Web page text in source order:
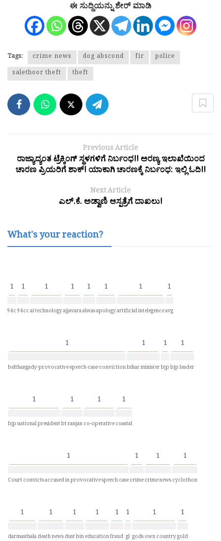
ಈ ಸುದ್ದಿಯನ್ನು ಶೇರ್ ಮಾಡಿ
Tags: crime news dog abscond fir
police
salethoor theft
theft
Previous Article
ರಾಜ್ಯಾದ್ಯಂತ ಟ್ರೆಕ್ಕಿಂಗ್ ಸ್ಥಳಗಳಿಗೆ ನಿರ್ಬಂಧ!! ಅರಣ್ಯ ಇಲಾಖೆಯಿಂದ
ಚಾರಣ ಪ್ರಿಯರಿಗೆ ಶಾಕ್! ಯಾಕಾಗಿ ಚಾರಣಕ್ಕೆ ನಿರ್ಬಂಧ: ಇಲ್ಲಿ ಓದಿ!!
Next Article
ಎಲ್.ಕೆ. ಅಡ್ವಾಣಿ ಆಸ್ಪತ್ರೆಗೆ ದಾಖಲು!
What's your reaction?
1
94c
1
94cc
1
ai technology
1
ajjavara
1
alwas
1
apology
1
artificial intelegence
1
avg
1
belthangady-provocative-speech-case-conviction
1
bihar minister
1
bjp
1
bjp leader
1
bjp national president
1
bt ranjan
1
co-operative
1
coastal
1
Court convicts accused in provocative speech case
1
crime
1
crime news
1
cyclothon
1
darmasthala
1
death news
1
dust bin
1
education
1
fraud
1
gl
1
gods own country
1
gold